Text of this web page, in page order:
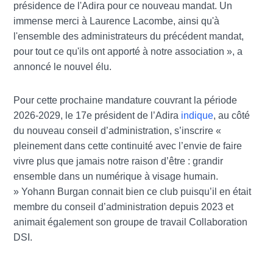
présidence de l'Adira pour ce nouveau mandat. Un
immense merci à Laurence Lacombe, ainsi qu'à
l'ensemble des administrateurs du précédent mandat,
pour tout ce qu'ils ont apporté à notre association », a
annoncé le nouvel élu.
Pour cette prochaine mandature couvrant la période
2026-2029, le 17e président de l’Adira indique, au côté
du nouveau conseil d’administration, s’inscrire «
pleinement dans cette continuité avec l’envie de faire
vivre plus que jamais notre raison d’être : grandir
ensemble dans un numérique à visage humain.
» Yohann Burgan connait bien ce club puisqu’il en était
membre du conseil d’administration depuis 2023 et
animait égalementson groupe de travail Collaboration
DSI.